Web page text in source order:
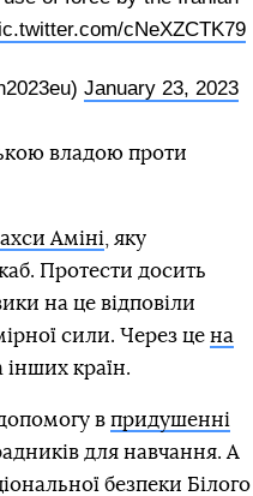
cNeXZCTK79
January 23, 2023
владою проти
Аміні , яку
Протести досить
на це відповіли
сили. Через це на
країн.
в придушенні
для навчання. А
безпеки Білого